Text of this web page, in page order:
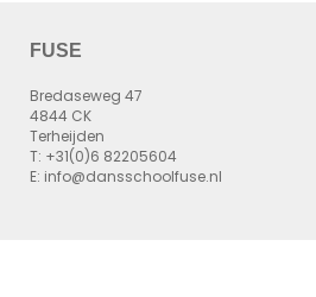
FUSE
Bredaseweg 47
4844 CK
Terheijden
T: +31(0)6 82205604
E: info@dansschoolfuse.nl